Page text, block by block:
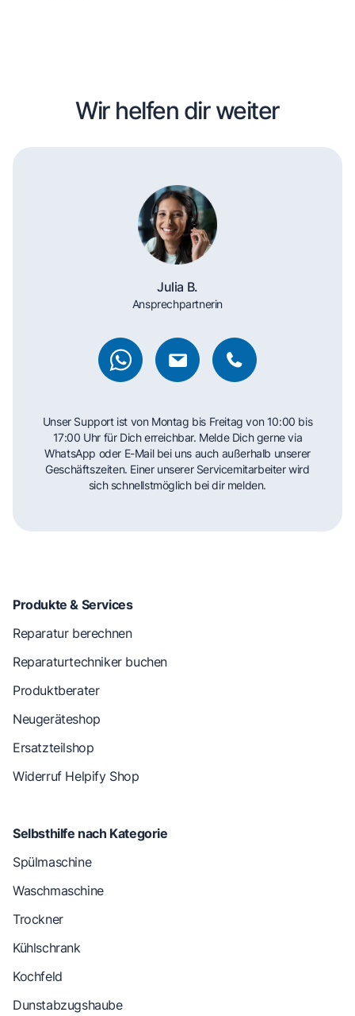
Wir helfen dir weiter
Julia B.
Ansprechpartnerin
Unser Support ist von Montag bis Freitag von 10:00 bis
17:00 Uhr für Dich erreichbar. Melde Dich gerne via
WhatsApp oder E-Mail bei uns auch außerhalb unserer
Geschäftszeiten. Einer unserer Servicemitarbeiter wird
sich schnellstmöglich bei dir melden.
Produkte & Services
Reparatur berechnen
Reparaturtechniker buchen
Produktberater
Neugeräteshop
Ersatzteilshop
Widerruf Helpify Shop
Selbsthilfe nach Kategorie
Spülmaschine
Waschmaschine
Trockner
Kühlschrank
Kochfeld
Dunstabzugshaube